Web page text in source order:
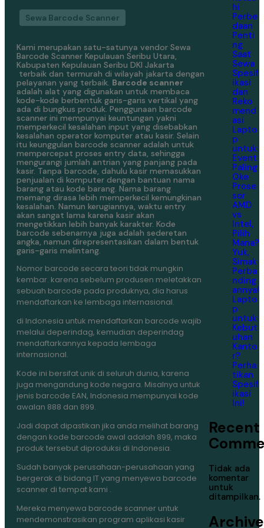
Sewa Barcode Scanner
Kami merupakan satu-satunya vendor Sewa
Barcode Scanner Kepulauan Seribu Utara,
Kabupaten Kepulauan Seribu DKI Jakarta
terbaik dan termurah di wilayah jakarta dengan
pelayanan yang terbaik. Barcode scanner
adalah alat yang digunakan untuk membaca
kode-kode berbentuk garis-garis vertikal yang
ada di bungkus produk. Penggunaan barcode
scanner ini mempunyai keuntungan yakni
memperkecil kesalahan input yang disebabkan
kesalahan operator komputer atau kasir. Selain
itu keunggulan barcode scanner adalah untuk
mempercepat proses entry data, sehingga
mengurangi jumlah antrian yang panjang pada
kasir. Tanpa barcode, dahulu kasir memasukkan
penjualan di komputer dengan bantuan nama
barang atau kode barang. Nama barang
memang dirasa lebih memperkecil kemungkinan
kesalahan. Namun kerugiannya, waktu entry
akan sangat lama karena kasir akan
mengetikkan lebih banyak karakter. Kode
barcode sebenarnya juga adalah sederetan
angka, namun direpresentasikan dalam bentuk
garis-garis melintang.
Nomor barcode secara teori tidak mungkin
kembar. karena sebelum produsen meletakkan
sebuah barcode pada produknya, dia harus
mendaftarkan ke lembaga internasional.
di Indonesia untuk mendaftarkan barcode wajib
melalui deperindag, kemudian deperindag
mendaftarkannya kepada lembaga
internasional.
Kode ini bersifat unik di seluruh dunia, karena
juga mengandung kode negara. Misalnya untuk
jenis barcode EAN, Indonesia mempunyai kode
awalan 888 dan 899.
Jadi dapat dipastikan jika anda melihat barang
dengan kode barcode awal adalah 899, maka
produk tersebut diproduksi di Indonesia.
Sudah banyak perusahaan-perusahaan yang
bergerak di bidang IT yang menyewa barcode
scanner di tempat kami .
Mereka menyewa barcode scanner untuk
mendemonstrasikan program aplikasi kasir
hi
Perbe
daan
Penti
ng
Saat
Sewa
Spesif
ikasi
dan
Reko
mend
asi
Lapto
p
untuk
Event
Paling
Oke
Prose
sor
AMD
vs
Intel,
Pilih
Mana?
Yuk,
Simak
Perba
nding
annya!
Lapto
p
untuk
Kebut
uhan
Kanto
r?
Perha
tikan
Spesif
ikasi
Ini!
Recent
Tidak ada
komentar
untuk
ditampilkan.